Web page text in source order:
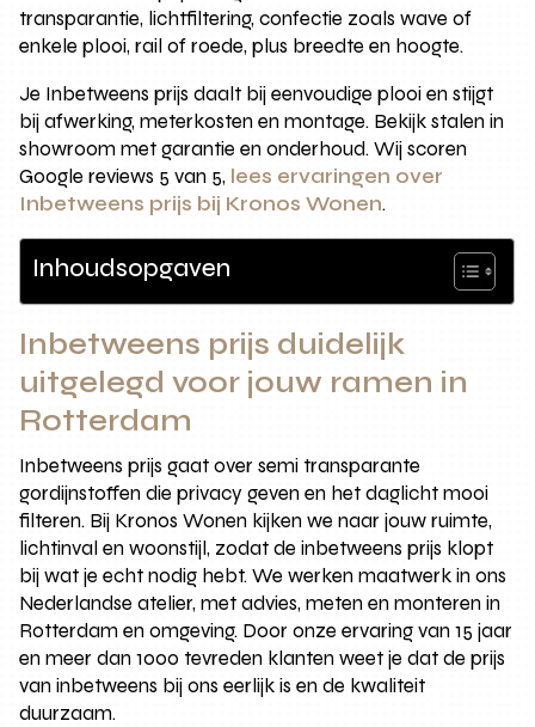
transparantie, lichtfiltering, confectie zoals wave of
enkele plooi, rail of roede, plus breedte en hoogte.
Je Inbetweens prijs daalt bij eenvoudige plooi en stijgt
bij afwerking, meterkosten en montage. Bekijk stalen in
showroom met garantie en onderhoud. Wij scoren
Google reviews 5 van 5, lees ervaringen over
Inbetweens prijs bij Kronos Wonen.
Inhoudsopgaven
Inbetweens prijs duidelijk
uitgelegd voor jouw ramen in
Rotterdam
Inbetweens prijs gaat over semi transparante
gordijnstoffen die privacy geven en het daglicht mooi
filteren. Bij Kronos Wonen kijken we naar jouw ruimte,
lichtinval en woonstijl, zodat de inbetweens prijs klopt
bij wat je echt nodig hebt. We werken maatwerk in ons
Nederlandse atelier, met advies, meten en monteren in
Rotterdam en omgeving. Door onze ervaring van 15 jaar
en meer dan 1000 tevreden klanten weet je dat de prijs
van inbetweens bij ons eerlijk is en de kwaliteit
duurzaam.